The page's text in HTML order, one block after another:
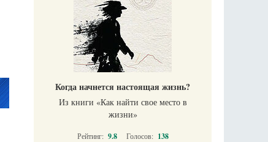
Когда начнется настоящая жизнь?
Из книги «Как найти свое место в
жизни​»
Рейтинг: 9.8 Голосов: 138